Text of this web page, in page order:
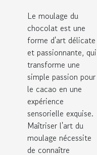
du
chocolat à
la maison
Le moulage du
chocolat est une
forme d'art délicate
et passionnante, qui
transforme une
simple passion pour
le cacao en une
expérience
sensorielle exquise.
Maîtriser l'art du
moulage nécessite
de connaître